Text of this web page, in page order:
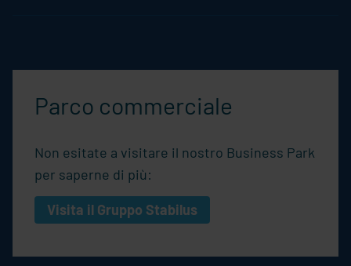
Parco commerciale
Non esitate a visitare il nostro Business Park
per saperne di più:
Visita il Gruppo Stabilus